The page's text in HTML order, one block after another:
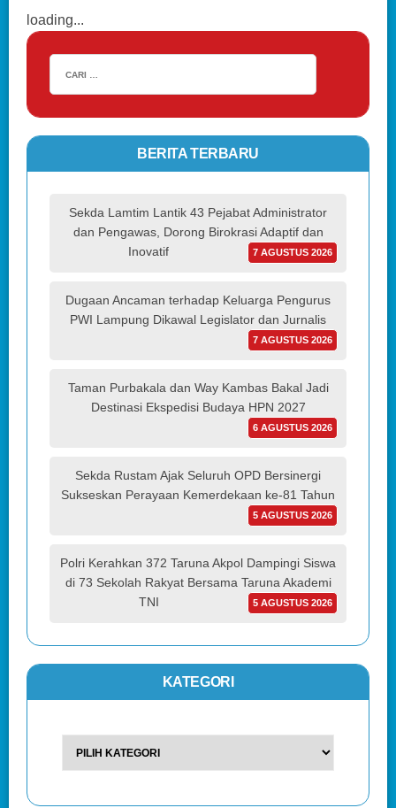
loading...
BERITA TERBARU
Sekda Lamtim Lantik 43 Pejabat Administrator
dan Pengawas, Dorong Birokrasi Adaptif dan
Inovatif
7 AGUSTUS 2026
Dugaan Ancaman terhadap Keluarga Pengurus
PWI Lampung Dikawal Legislator dan Jurnalis
7 AGUSTUS 2026
Taman Purbakala dan Way Kambas Bakal Jadi
Destinasi Ekspedisi Budaya HPN 2027
6 AGUSTUS 2026
Sekda Rustam Ajak Seluruh OPD Bersinergi
Sukseskan Perayaan Kemerdekaan ke-81 Tahun
5 AGUSTUS 2026
Polri Kerahkan 372 Taruna Akpol Dampingi Siswa
di 73 Sekolah Rakyat Bersama Taruna Akademi
TNI
5 AGUSTUS 2026
KATEGORI